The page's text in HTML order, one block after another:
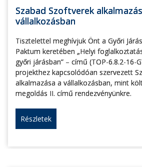
Szabad Szoftverek
vállalkozásban
Tisztelettel meghívjuk Önt a Győri
Paktum keretében „Helyi
győri járásban” – című (TOP-6.8.2-16-
projekthez kapcsolódóan szervezett
alkalmazása a vállalkozásban, mint
megoldás II. című rendezvényünkre.
Részletek